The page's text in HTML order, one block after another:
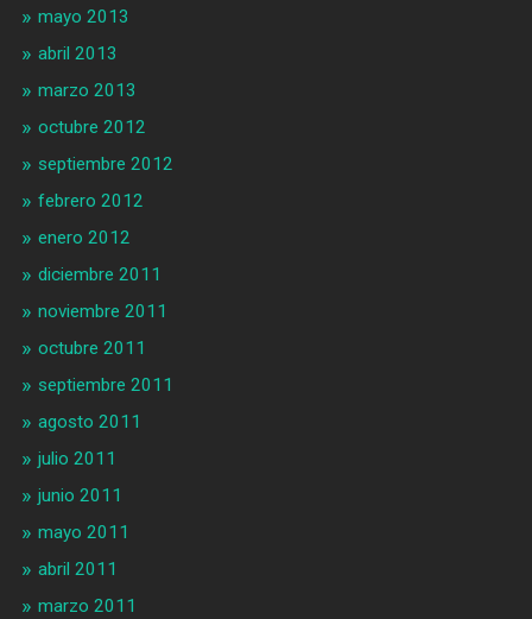
mayo 2013
abril 2013
marzo 2013
octubre 2012
septiembre 2012
febrero 2012
enero 2012
diciembre 2011
noviembre 2011
octubre 2011
septiembre 2011
agosto 2011
julio 2011
junio 2011
mayo 2011
abril 2011
marzo 2011